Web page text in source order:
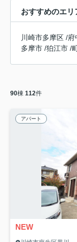
おすすめのエリ
川崎市多摩区 /府
多摩市 /狛江市 /
90棟 112件
アパート
NEW